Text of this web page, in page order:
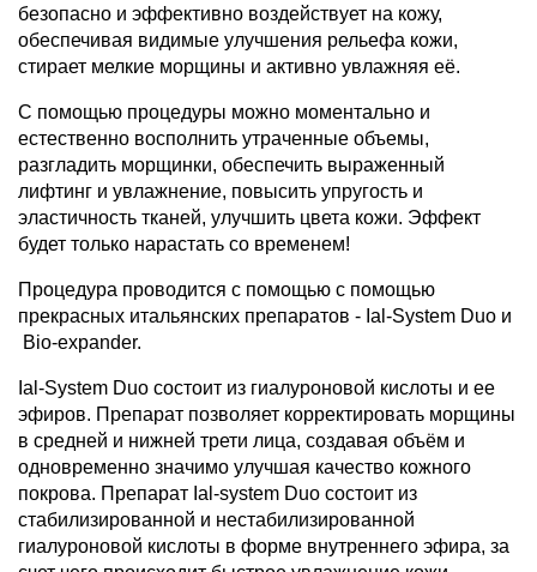
безопасно и эффективно воздействует на кожу,
обеспечивая видимые улучшения рельефа кожи,
стирает мелкие морщины и активно увлажняя её.
С помощью процедуры можно моментально и
естественно восполнить утраченные объемы,
разгладить морщинки, обеспечить выраженный
лифтинг и увлажнение, повысить упругость и
эластичность тканей, улучшить цвета кожи. Эффект
будет только нарастать со временем!
Процедура проводится с помощью с помощью
прекрасных итальянских препаратов - Ial-System Duo и
Bio-expander.
Ial-System Duo состоит из гиалуроновой кислоты и ее
эфиров. Препарат позволяет корректировать морщины
в средней и нижней трети лица, создавая объём и
одновременно значимо улучшая качество кожного
покрова. Препарат Ial-system Duo состоит из
стабилизированной и нестабилизированной
гиалуроновой кислоты в форме внутреннего эфира, за